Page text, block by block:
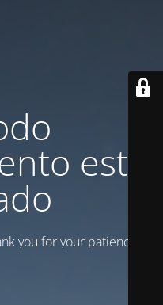
está
you for your patience!